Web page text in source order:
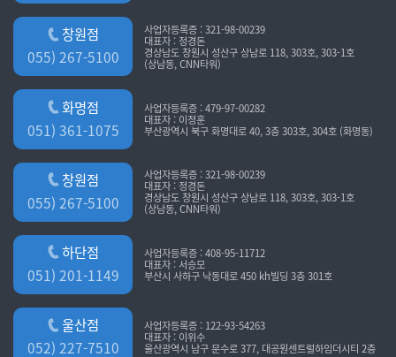
창원점
055) 267-5100
사업자등록증 : 321-98-00239
대표자 : 정경돈
경상남도 창원시 성산구 상남로 118, 303호, 303-1호
(상남동, CNN타워)
화명점
051) 361-1075
사업자등록증 : 479-97-00282
대표자 : 이정훈
부산광역시 북구 화명대로 40, 3층 303호, 304호 (화명동)
창원점
055) 267-5100
사업자등록증 : 321-98-00239
대표자 : 정경돈
경상남도 창원시 성산구 상남로 118, 303호, 303-1호
(상남동, CNN타워)
하단점
051) 201-1149
사업자등록증 : 408-95-11712
대표자 : 서승모
부산시 사하구 낙동대로 450 kh빌딩 3층 301호
울산점
052) 227-7510
사업자등록증 : 122-93-54263
대표자 : 이위수
울산광역시 남구 문수로 377, 대공원센트럴하임더시티 2층